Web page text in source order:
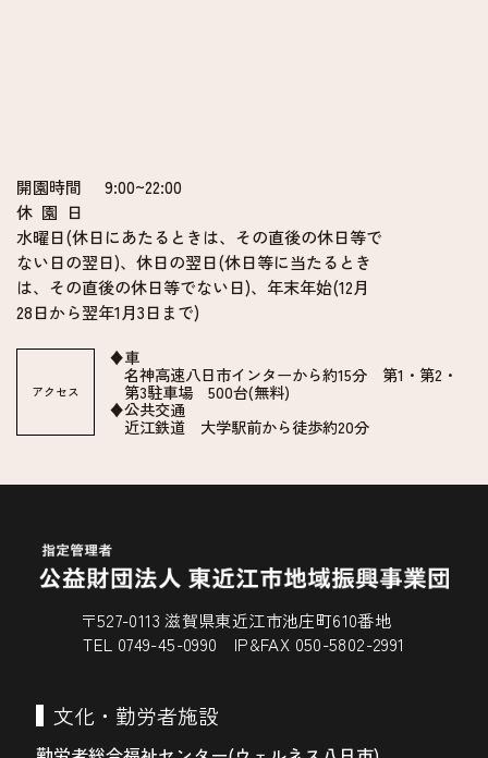
開園時間
9:00~22:00
休 園 日
水曜日(休日にあたるときは、その直後の休日等で
ない日の翌日)、休日の翌日(休日等に当たるとき
は、その直後の休日等でない日)、年末年始(12月
28日から翌年1月3日まで)
アクセス
♦車
名神高速八日市インターから約15分 第1・第2・
第3駐車場 500台(無料)
♦公共交通
近江鉄道 大学駅前から徒歩約20分
〒527-0113 滋賀県東近江市池庄町610番地
TEL 0749-45-0990 IP&FAX 050-5802-2991
文化・勤労者施設